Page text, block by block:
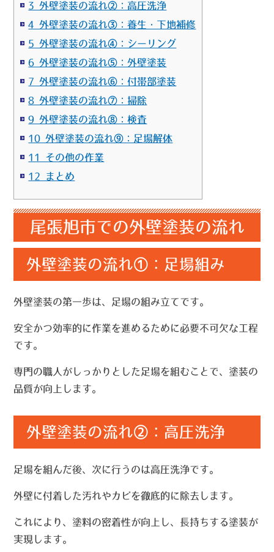
3 外壁塗装の流れ②：高圧洗浄
4 外壁塗装の流れ③：養生・下地補修
5 外壁塗装の流れ④：シーリング
6 外壁塗装の流れ⑤：外壁塗装
7 外壁塗装の流れ⑥：付帯部塗装
8 外壁塗装の流れ⑦：掃除
9 外壁塗装の流れ⑧：検査
10 外壁塗装の流れ⑨：足場解体
11 その他の作業
12 まとめ
尾張旭市での外壁塗装の流れ
外壁塗装の流れ①：足場組み
外壁塗装の第一歩は、足場の組み立てです。
安全かつ効率的に作業を進めるために必要不可欠な工程
です。
専門の職人がしっかりとした足場を組むことで、塗装の
品質が向上します。
外壁塗装の流れ②：高圧洗浄
足場を組んだ後、次に行うのは高圧洗浄です。
外壁に付着した汚れやカビを徹底的に除去します。
これにより、塗料の密着性が向上し、長持ちする塗装が
実現します。